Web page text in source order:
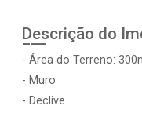
Descrição do
- Área do Terreno:
- Muro
- Declive